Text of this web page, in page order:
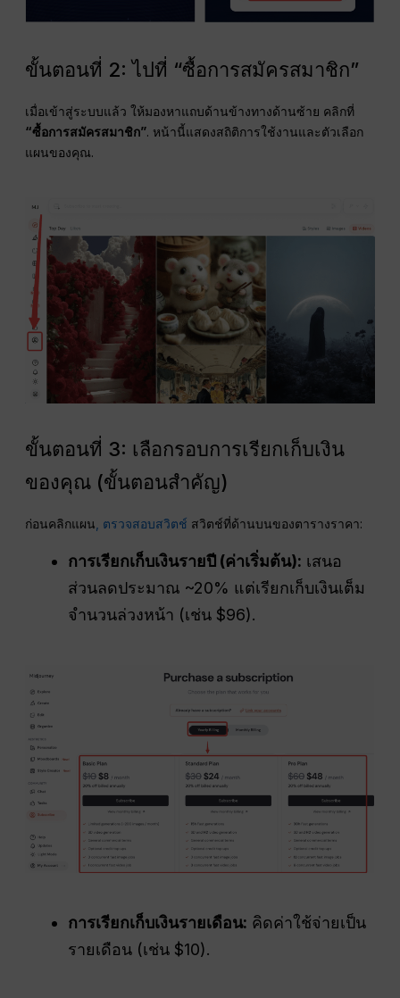
ขั้นตอนที่ 2: ไปที่ “ซื้อการสมัครสมาชิก”
เมื่อเข้าสู่ระบบแล้ว ให้มองหาแถบด้านข้างทางด้านซ้าย คลิกที่
“ซื้อการสมัครสมาชิก”. หน้านี้แสดงสถิติการใช้งานและตัวเลือก
แผนของคุณ.
ขั้นตอนที่ 3: เลือกรอบการเรียกเก็บเงิน
ของคุณ (ขั้นตอนสำคัญ)
ก่อนคลิกแผน , ตรวจสอบสวิตช์ สวิตช์ที่ด้านบนของตารางราคา:
การเรียกเก็บเงินรายปี (ค่าเริ่มต้น): เสนอ
ส่วนลดประมาณ ~20% แต่เรียกเก็บเงินเต็ม
จำนวนล่วงหน้า (เช่น $96).
การเรียกเก็บเงินรายเดือน: คิดค่าใช้จ่ายเป็น
รายเดือน (เช่น $10).